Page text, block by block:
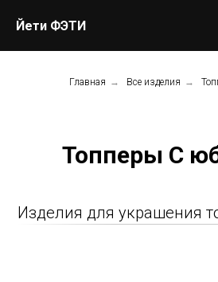
Йети ФЭТИ
Главная → Все изделия →
Топперы С
Изделия для украшения